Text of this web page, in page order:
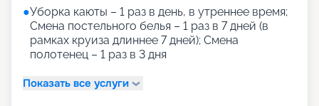
●Уборка каюты – 1 раз в день, в утреннее время;
Смена постельного белья – 1 раз в 7 дней (в
рамках круиза длиннее 7 дней); Смена
полотенец – 1 раз в 3 дня
Показать все услуги